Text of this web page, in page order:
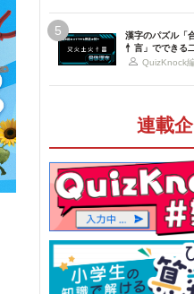
5
漢字のパズル「
忄言」でできる
QuizKnock
連載